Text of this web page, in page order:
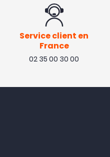
Service client en
France
02 35 00 30 00